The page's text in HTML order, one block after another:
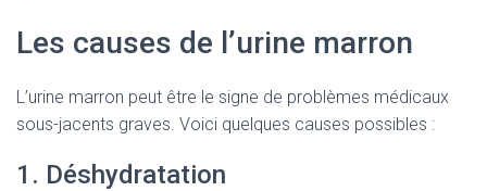
Les causes de l’urine marron
L’urine marron peut être le signe de problèmes médicaux
sous-jacents graves. Voici quelques causes possibles :
1. Déshydratation